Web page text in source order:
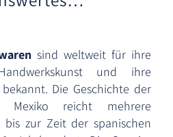
sind weltweit für ihre
und ihre
Die Geschichte der
Mexiko reicht mehrere
bis zur Zeit der spanischen